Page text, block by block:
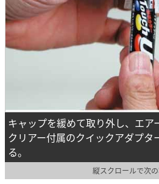
キャップを緩めて取り外し、エア
クリアー付属のクイックアダプタ
る。
縦スクロールで次